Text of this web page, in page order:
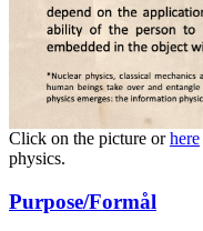
Click on the picture orhere
physics.
Posted
Purpose/Formål